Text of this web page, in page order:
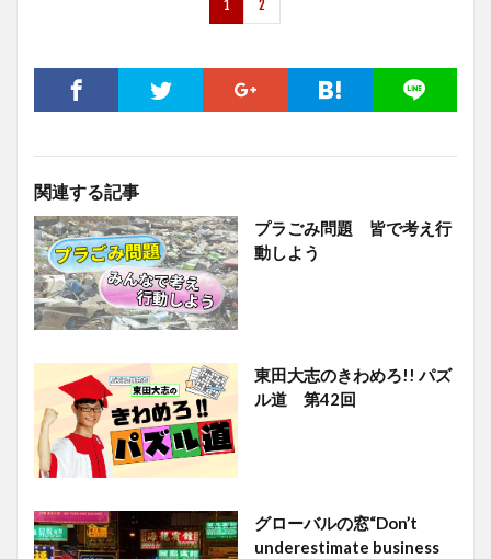
1 2
関連する記事
プラごみ問題 皆で考え行
動しよう
東田大志のきわめろ!! パズ
ル道 第42回
グローバルの窓“Don’t
underestimate business